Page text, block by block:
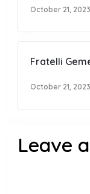
October 21, 2023
Fratelli
October 21, 2023
Leave